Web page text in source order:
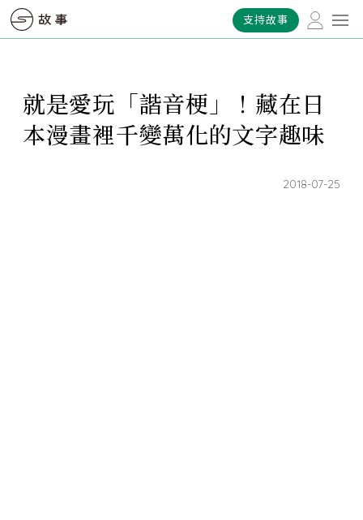
支持故事
就是愛玩「諧音梗」！藏在日
本漫畫裡千變萬化的文字趣味
2018-07-25